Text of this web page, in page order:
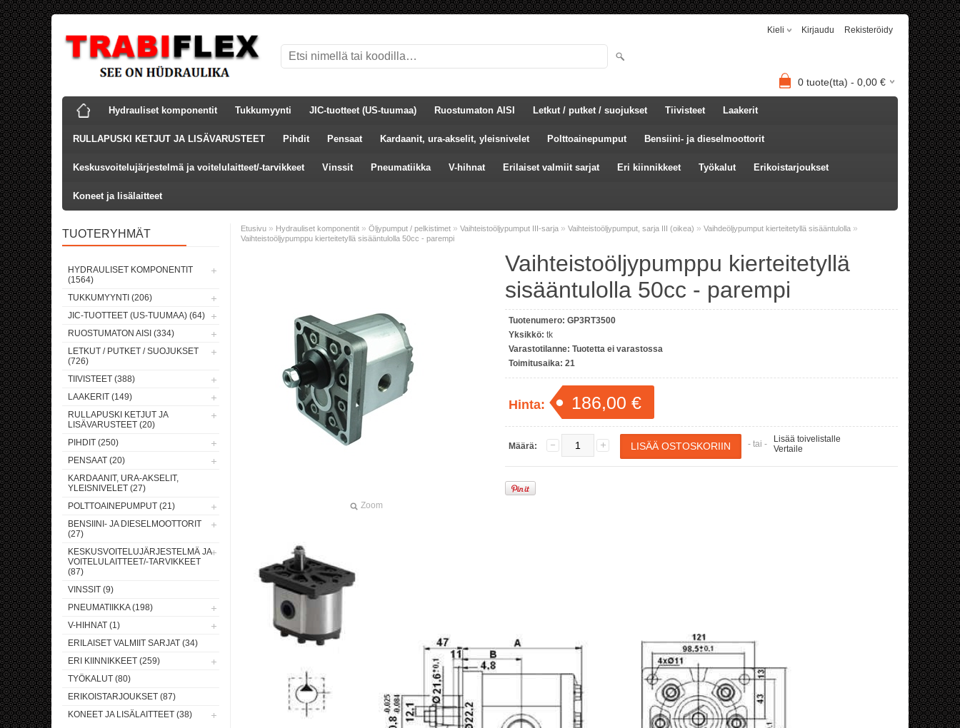
Kieli Kirjaudu Rekisteröidy
0 tuote(tta) - 0,00 €
Hydrauliset komponentit Tukkumyynti JIC-tuotteet (US-tuumaa) Ruostumaton AISI Letkut / putket / suojukset Tiivisteet Laakerit
RULLAPUSKI KETJUT JA LISÄVARUSTEET Pihdit Pensaat Kardaanit, ura-akselit, yleisnivelet Polttoainepumput Bensiini- ja dieselmoottorit
Keskusvoitelujärjestelmä ja voitelulaitteet/-tarvikkeet Vinssit Pneumatiikka V-hihnat Erilaiset valmiit sarjat Eri kiinnikkeet Työkalut Erikoistarjoukset
Koneet ja lisälaitteet
TUOTERYHMÄT
HYDRAULISET KOMPONENTIT
(1564)
TUKKUMYYNTI (206)
JIC-TUOTTEET (US-TUUMAA) (64)
RUOSTUMATON AISI (334)
LETKUT / PUTKET / SUOJUKSET
(726)
TIIVISTEET (388)
LAAKERIT (149)
RULLAPUSKI KETJUT JA
LISÄVARUSTEET (20)
PIHDIT (250)
PENSAAT (20)
KARDAANIT, URA-AKSELIT,
YLEISNIVELET (27)
POLTTOAINEPUMPUT (21)
BENSIINI- JA DIESELMOOTTORIT
(27)
KESKUSVOITELUJÄRJESTELMÄ JA
VOITELULAITTEET/-TARVIKKEET
(87)
VINSSIT (9)
PNEUMATIIKKA (198)
V-HIHNAT (1)
ERILAISET VALMIIT SARJAT (34)
ERI KIINNIKKEET (259)
TYÖKALUT (80)
ERIKOISTARJOUKSET (87)
KONEET JA LISÄLAITTEET (38)
Etusivu » Hydrauliset komponentit » Öljypumput / pelkistimet » Vaihteistoöljypumput III-sarja » Vaihteistoöljypumput, sarja III (oikea) » Vaihdeöljypumput kierteitetyllä sisääntulolla »
Vaihteistoöljypumppu kierteitetyllä sisääntulolla 50cc - parempi
Zoom
Vaihteistoöljypumppu kierteitetyllä
sisääntulolla 50cc - parempi
Tuotenumero: GP3RT3500
Yksikkö: tk
Varastotilanne: Tuotetta ei varastossa
Toimitusaika: 21
Hinta: 186,00 €
Määrä: - tai -
Lisää toivelistalle
Vertaile